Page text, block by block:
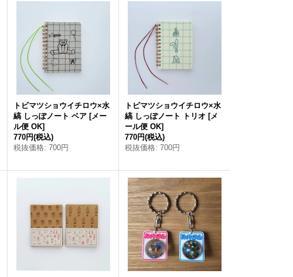
トビマツショウイチロウ×水
縞 しっぽノート ベア [メー
ル便 OK]
770円(税込)
税抜価格: 700円
トビマツショウイチロウ×水
縞 しっぽノート トリオ [メ
ール便 OK]
770円(税込)
税抜価格: 700円